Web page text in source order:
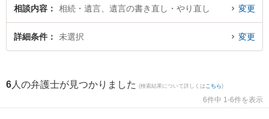
弁護士に相談したい』『遺言変更のトラブル解決の実績豊富な近くの弁護士を
検索したい』『初回相談無料で遺言変更を法律相談できる盛岡市内の弁護士に
相談予約したい』などでお困りの相談者さんにおすすめです。
相談内容 相続・遺言、遺言の書き直し・やり直し 変更
詳細条件 未選択 変更
6 人の弁護士が見つかりました (検索結果について詳しくは こちら)
6件中 1-6件を表示